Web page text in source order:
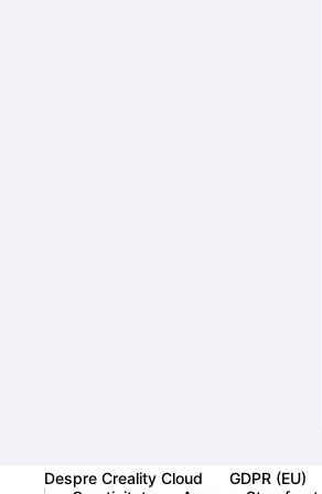
Despre Creality Cloud GDPR (EU)